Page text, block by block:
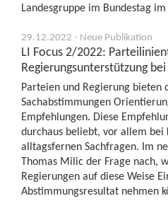
Landesgruppe im Bundestag im
29.12.2022 - Neue Publikation
LI Focus 2/2022:
Regierungsunterstützung
Parteien und Regierung bieten
Sachabstimmungen
Empfehlungen. Diese
durchaus beliebt, vor allem bei
alltagsfernen Sachfragen. Im
Thomas Milic der Frage nach,
Regierungen auf diese Weise
Abstimmungsresultat nehmen